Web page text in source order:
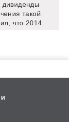
дивиденды
такой
что 2014.